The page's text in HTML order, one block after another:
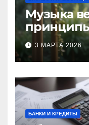
Музыка
3 МАРТА 2026
БАНКИ И КРЕДИТЫ